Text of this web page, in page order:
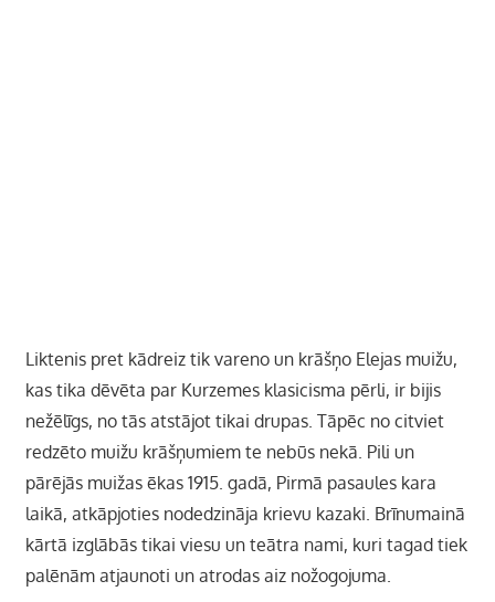
Liktenis pret kādreiz tik vareno un krāšņo Elejas muižu,
kas tika dēvēta par Kurzemes klasicisma pērli, ir bijis
nežēlīgs, no tās atstājot tikai drupas. Tāpēc no citviet
redzēto muižu krāšņumiem te nebūs nekā. Pili un
pārējās muižas ēkas 1915. gadā, Pirmā pasaules kara
laikā, atkāpjoties nodedzināja krievu kazaki. Brīnumainā
kārtā izglābās tikai viesu un teātra nami, kuri tagad tiek
palēnām atjaunoti un atrodas aiz nožogojuma.